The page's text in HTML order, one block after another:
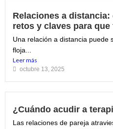
Relaciones a
retos y claves para
Una relación a distancia puede
floja...
Leer más
octubre 13, 2025
¿Cuándo acudir a
Las relaciones de pareja